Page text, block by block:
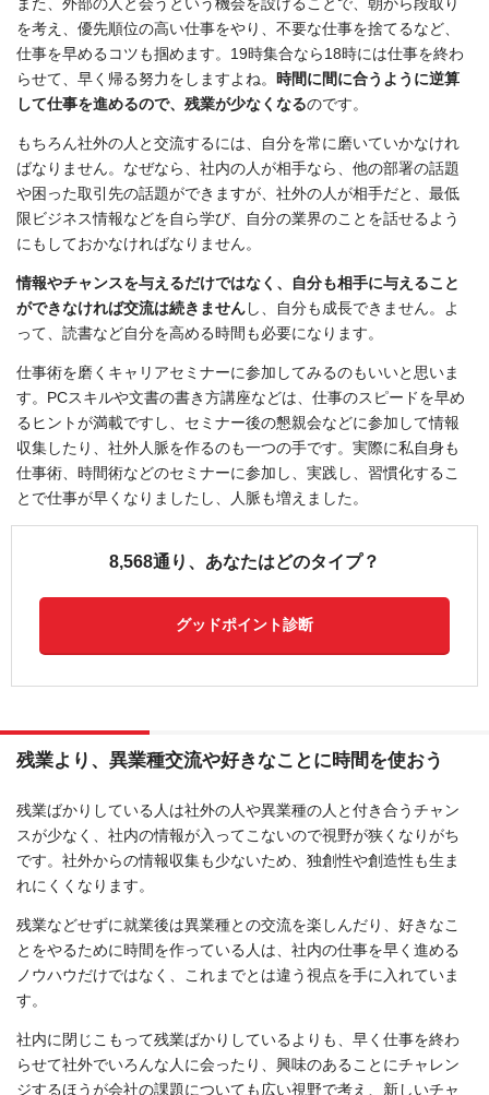
を考え、優先順位の高い仕事をやり、不要な仕事を捨てるなど、
仕事を早めるコツも掴めます。19時集合なら18時には仕事を終わ
らせて、早く帰る努力をしますよね。 時間に間に合うように逆算
して仕事を進めるので、残業が少なくなるのです。
もちろん社外の人と交流するには、自分を常に磨いていかなけれ
ばなりません。なぜなら、社内の人が相手なら、他の部署の話題
や困った取引先の話題ができますが、社外の人が相手だと、最低
限ビジネス情報などを自ら学び、自分の業界のことを話せるよう
にもしておかなければなりません。
情報やチャンスを与えるだけではなく、自分も相手に与えること
ができなければ交流は続きませんし、自分も成長できません。よ
って、読書など自分を高める時間も必要になります。
仕事術を磨くキャリアセミナーに参加してみるのもいいと思いま
す。PCスキルや文書の書き方講座などは、仕事のスピードを早め
るヒントが満載ですし、セミナー後の懇親会などに参加して情報
収集したり、社外人脈を作るのも一つの手です。実際に私自身も
仕事術、時間術などのセミナーに参加し、実践し、習慣化するこ
とで仕事が早くなりましたし、人脈も増えました。
8,568通り、あなたはどのタイプ？
グッドポイント診断
残業より、異業種交流や好きなことに時間を使おう
残業ばかりしている人は社外の人や異業種の人と付き合うチャン
スが少なく、社内の情報が入ってこないので視野が狭くなりがち
です。社外からの情報収集も少ないため、独創性や創造性も生ま
れにくくなります。
残業などせずに就業後は異業種との交流を楽しんだり、好きなこ
とをやるために時間を作っている人は、社内の仕事を早く進める
ノウハウだけではなく、これまでとは違う視点を手に入れていま
す。
社内に閉じこもって残業ばかりしているよりも、早く仕事を終わ
らせて社外でいろんな人に会ったり、興味のあることにチャレン
ジするほうが会社の課題についても広い視野で考え、新しいチャ